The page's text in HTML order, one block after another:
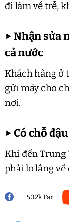
đi làm về trễ,
▶Nhận sửa
cả nước
Khách hàng ở
gửi máy cho
nơi.
▶ Có chỗ
Khi đến Trung
phải lo lắng về
50.2k Fan